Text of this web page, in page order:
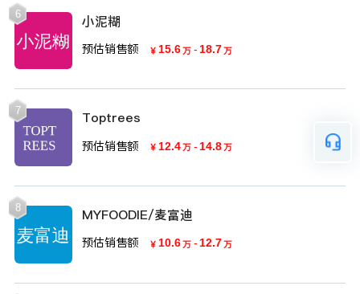
6 小泥糊
预估销售额 ￥ 15.6万 - 18.7万
7 Toptrees
预估销售额 ￥ 12.4万 - 14.8万
8 MYFOODIE/麦富迪
预估销售额 ￥ 10.6万 - 12.7万